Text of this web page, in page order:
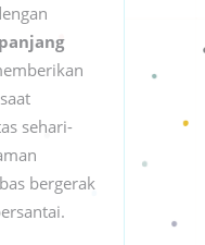
sehari-
bergerak